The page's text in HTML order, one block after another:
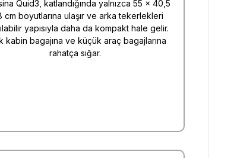
Quid3, katlandığında yalnızca 55 x 40,5
cm boyutlarına ulaşır ve arka tekerlekleri
yapısıyla daha da kompakt hale gelir.
kabin bagajına ve küçük araç bagajlarına
rahatça sığar.